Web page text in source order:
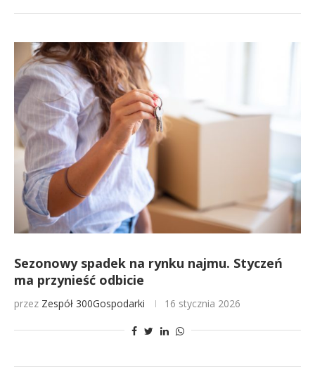
Sezonowy spadek na rynku najmu. Styczeń
ma przynieść odbicie
przez Zespół 300Gospodarki 16 stycznia 2026